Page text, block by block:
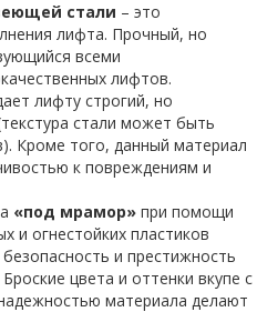
стали – это
лифта. Прочный, но
всеми
лифтов.
лифту строгий, но
стали может быть
Кроме того, данный материал
к повреждениям и
«под мрамор» при помощи
и огнестойких пластиков
и престижность
цвета и оттенки вкупе с
материала делают